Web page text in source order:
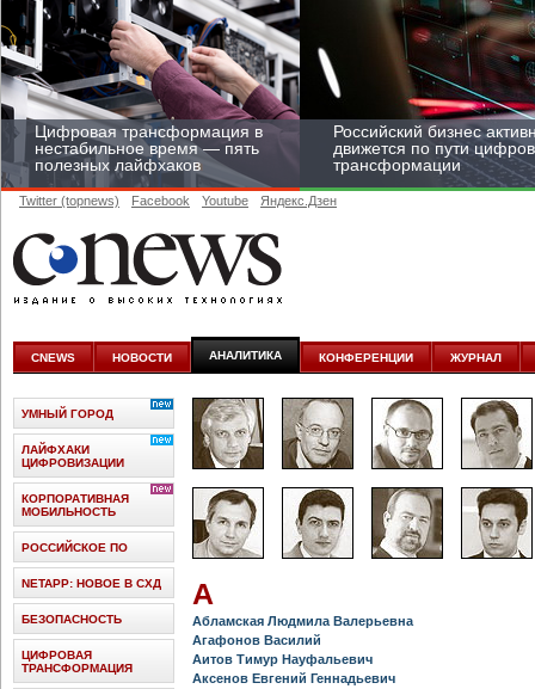
Цифровая трансформация в
нестабильное время — пять
полезных лайфхаков
Российский бизнес
движется по пути
трансформации
цифровизироваться со
скоростью крупных
корпораций
Twitter (topnews) Facebook Youtube Яндекс.Дзен
CNEWS НОВОСТИ АНАЛИТИКА КОНФЕРЕНЦИИ ЖУРНАЛ
А
Абламская Людмила Валерьевна
Агафонов Василий
Аитов Тимур Науфальевич
Аксенов Евгений Геннадьевич
УМНЫЙ ГОРОД
ЛАЙФХАКИ
ЦИФРОВИЗАЦИИ
КОРПОРАТИВНАЯ
МОБИЛЬНОСТЬ
РОССИЙСКОЕ ПО
NETAPP: НОВОЕ В СХД
БЕЗОПАСНОСТЬ
ЦИФРОВАЯ
ТРАНСФОРМАЦИЯ